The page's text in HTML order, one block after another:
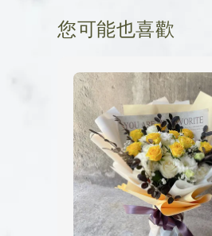
您可能也喜歡